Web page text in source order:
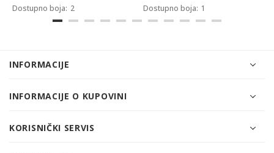
Dostupno boja: 2 Dostupno boja: 1
INFORMACIJE
INFORMACIJE O KUPOVINI
KORISNIČKI SERVIS